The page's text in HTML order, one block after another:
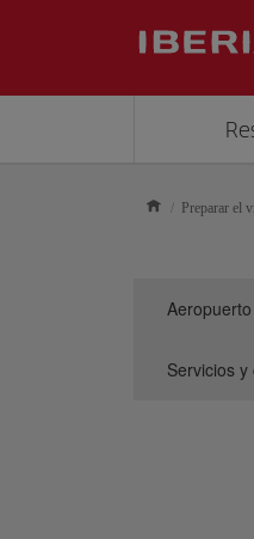
Preparar el
Servicios